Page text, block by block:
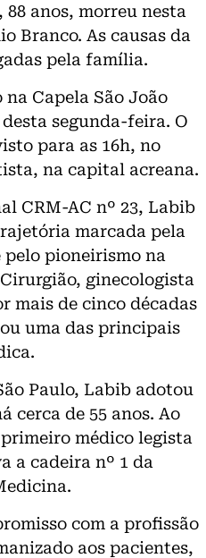
anos, morreu nesta
Branco. As causas da
pela família.
Capela São João
segunda-feira. O
para as 16h, no
na capital acreana.
CRM-AC nº 23, Labib
marcada pela
pioneirismo na
ginecologista
mais de cinco décadas
uma das principais
Paulo, Labib adotou
cerca de 55 anos. Ao
médico legista
a cadeira nº 1 da
com a profissão
aos pacientes,